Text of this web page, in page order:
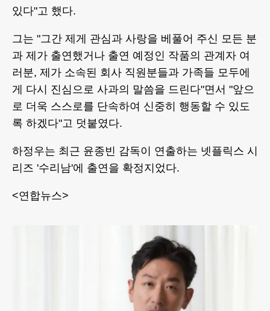
있다"고 했다.
그는 "그간 제게 관심과 사랑을 베풀어 주신 모든 분
과 제가 출연했거나 출연 예정인 작품의 관계자 여
러분, 제가 소속된 회사 직원분들과 가족들 모두에
게 다시 진심으로 사과의 말씀을 드린다"면서 "앞으
로 더욱 스스로를 단속하여 신중히 행동할 수 있도
록 하겠다"고 덧붙였다.
하정우는 최근 윤종빈 감독이 연출하는 넷플릭스 시
리즈 '수리남'에 출연을 확정지었다.
<연합뉴스>